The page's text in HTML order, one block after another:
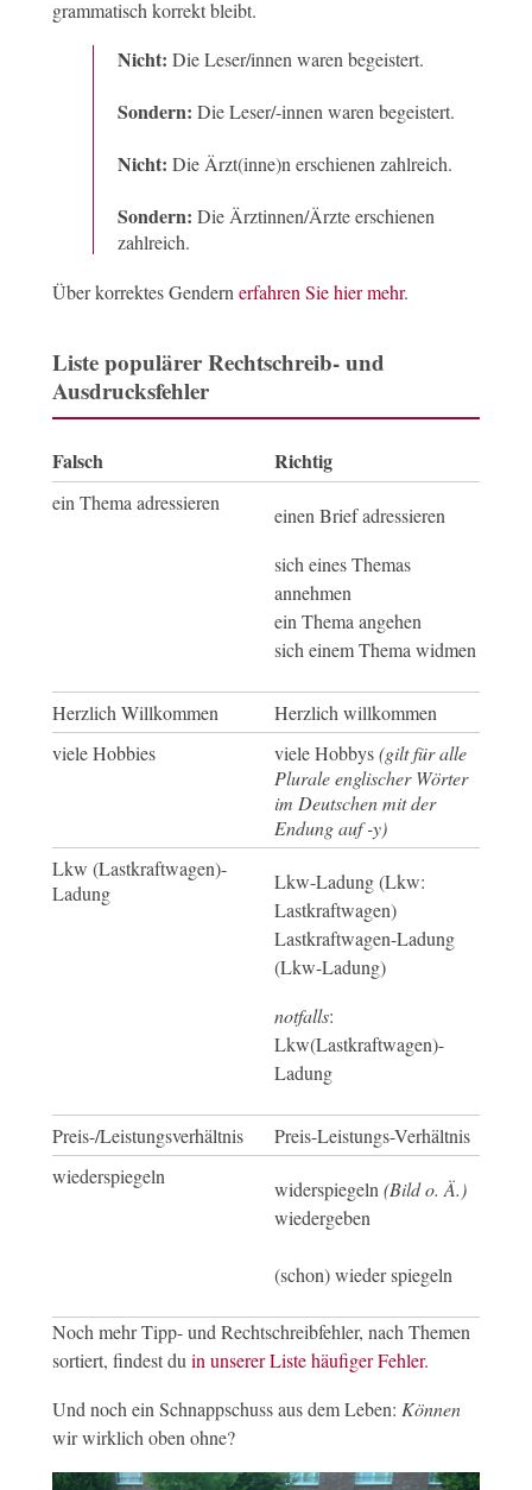
grammatisch korrekt bleibt.
Nicht: Die Leser/innen waren begeistert.
Sondern: Die Leser/-innen waren begeistert.
Nicht: Die Ärzt(inne)n erschienen zahlreich.
Sondern: Die Ärztinnen/Ärzte erschienen
zahlreich.
Über korrektes Gendernerfahren Sie hier mehr.
Liste populärer Rechtschreib- und
Ausdrucksfehler
Falsch Richtig
ein Thema adressieren
einen Brief adressieren
sich eines Themas
annehmen
ein Thema angehen
sich einem Thema widmen
Herzlich Willkommen
Herzlich willkommen
viele Hobbies
viele Hobbys(gilt für alle
Plurale englischer Wörter
im Deutschen mit der
Endung auf -y)
Lkw (Lastkraftwagen)-
Ladung
Lkw-Ladung (Lkw:
Lastkraftwagen)
Lastkraftwagen-Ladung
(Lkw-Ladung)
notfalls:
Lkw(Lastkraftwagen)-
Ladung
Preis-/Leistungsverhältnis
Preis-Leistungs-Verhältnis
wiederspiegeln
widerspiegeln(Bild o. Ä.)
wiedergeben
(schon) wieder spiegeln
Noch mehr Tipp- und Rechtschreibfehler, nach Themen
sortiert, findest duin unserer Liste häufiger Fehler.
Und noch ein Schnappschuss aus dem Leben: Können
wir wirklich oben ohne?